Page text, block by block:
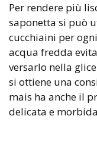
Per rendere più
saponetta si può
cucchiaini per
acqua fredda
versarlo nella
si ottiene una
mais ha anche il
delicata e